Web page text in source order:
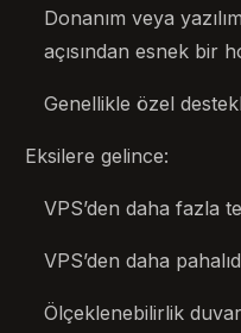
Donanım veya
açısından esnek bir
Genellikle özel
Eksilere gelince:
VPS’den daha fazla
VPS’den daha
Ölçeklenebilirlik